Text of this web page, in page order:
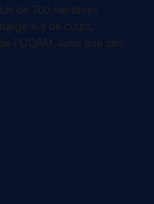
de 700 membres
de cours,
l’UQAM, ainsi que des